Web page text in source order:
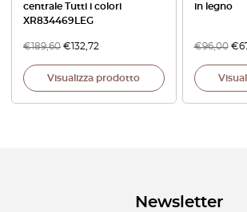
centrale Tutti i colori
XR834469LEG
€189,60 €132,72
Visualizza prodotto
in legno
€96,00 €
Newsletter